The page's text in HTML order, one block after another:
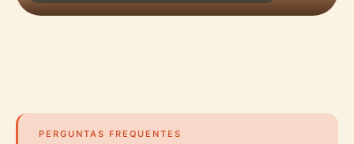
PERGUNTAS FREQUENTES